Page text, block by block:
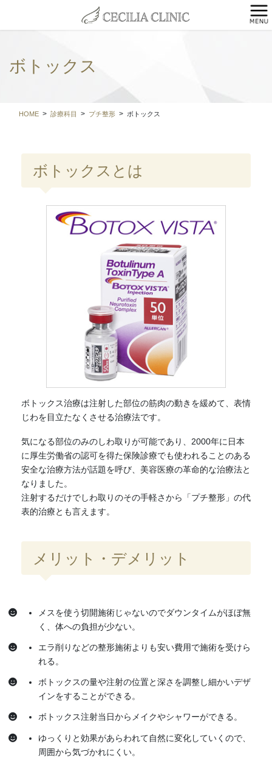
テ
ゲ
ボトックス
HOME 診療科目 プチ整形 ボトックス
ボトックスとは
ボトックス治療は注射した部位の筋肉の動きを緩めて、表情
じわを目立たなくさせる治療法です。
気になる部位のみのしわ取りが可能であり、2000年に日本
に厚生労働省の認可を得た保険診療でも使われることのある
安全な治療方法が話題を呼び、美容医療の革命的な治療法と
なりました。
注射するだけでしわ取りのその手軽さから「プチ整形」の代
表的治療とも言えます。
メリット・デメリット
メスを使う切開施術じゃないのでダウンタイムがほぼ無
く、体への負担が少ない。
エラ削りなどの整形施術よりも安い費用で施術を受けら
れる。
ボトックスの量や注射の位置と深さを調整し細かいデザ
インをすることができる。
ボトックス注射当日からメイクやシャワーができる。
ゆっくりと効果があらわれて自然に変化していくので、
周囲から気づかれにくい。